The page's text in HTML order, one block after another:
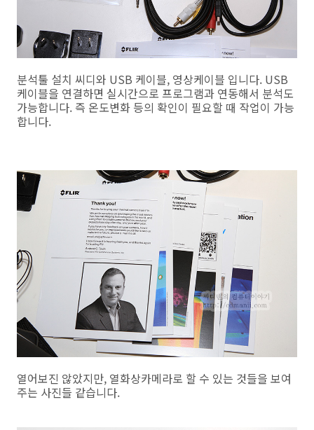
분석툴 설치 씨디와 USB 케이블, 영상케이블 입니다. USB
케이블을 연결하면 실시간으로 프로그램과 연동해서 분석도
가능합니다. 즉 온도변화 등의 확인이 필요할 때 작업이 가능
합니다.
열어보진 않았지만, 열화상카메라로 할 수 있는 것들을 보여
주는 사진들 같습니다.